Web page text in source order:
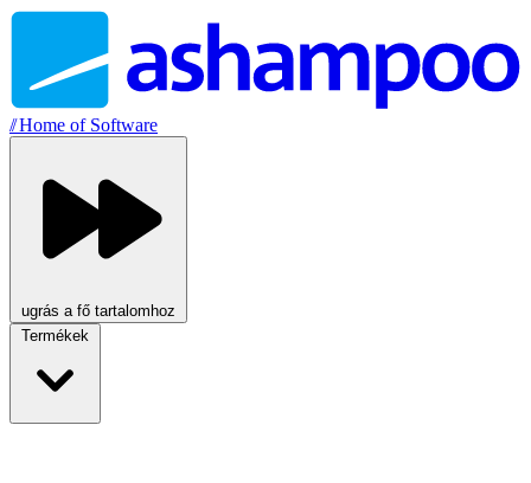
//Home of Software
ugrás a fő tartalomhoz
Termékek